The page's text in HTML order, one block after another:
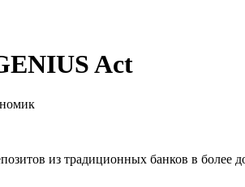
Act
из традиционных банков в более